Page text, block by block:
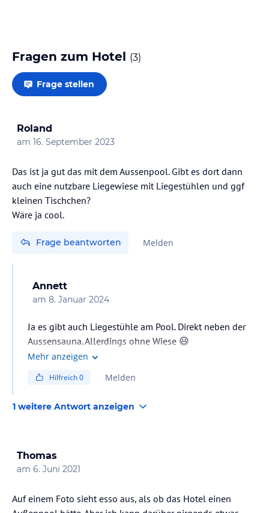
Fragen zum Hotel (3)
Frage stellen
Roland
am 16. September 2023
Das ist ja gut das mit dem Aussenpool. Gibt es dort dann
auch eine nutzbare Liegewiese mit Liegestühlen und ggf
kleinen Tischchen?
Wäre ja cool.
Frage beantworten Melden
Annett
am 8. Januar 2024
Ja es gibt auch Liegestühle am Pool. Direkt neben der
Aussensauna. Allerdings ohne Wiese 😃
Mehr anzeigen
Hilfreich0 Melden
1 weitere Antwort anzeigen
Thomas
am 6. Juni 2021
Auf einem Foto sieht esso aus, als ob das Hotel einen